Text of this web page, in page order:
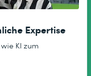
Expertise
KI zum